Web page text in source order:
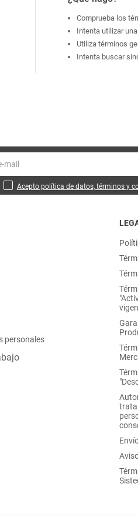
Comprueba los
Intenta utilizar
Utiliza términos
Intenta buscar
Acepto política de datos, términos y
personales